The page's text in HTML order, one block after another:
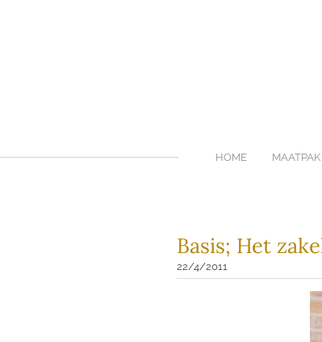
HOME MAATPAK
Basis; Het
22/4/2011